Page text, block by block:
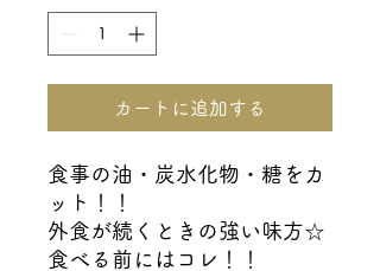
カートに追加する
食事の油・炭水化物・糖をカ
ット！！
外食が続くときの強い味方☆
食べる前にはコレ！！